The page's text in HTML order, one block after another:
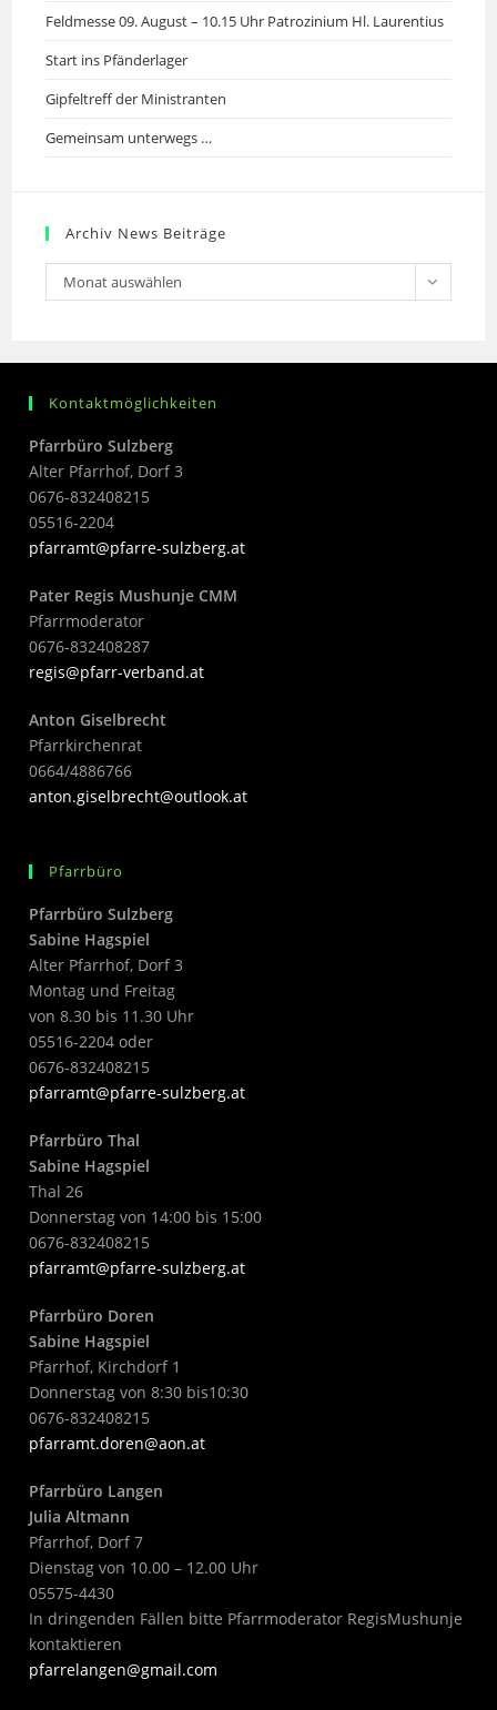
Feldmesse 09. August – 10.15 Uhr Patrozinium Hl. Laurentius
Start ins Pfänderlager
Gipfeltreff der Ministranten
Gemeinsam unterwegs …
Archiv News Beiträge
Archiv
News
Monat auswählen
Kontaktmöglichkeiten
Pfarrbüro Sulzberg
Alter Pfarrhof, Dorf 3
0676-832408215
05516-2204
pfarramt@pfarre-sulzberg.at
Pater Regis Mushunje CMM
Pfarrmoderator
0676-832408287
regis@pfarr-verband.at
Anton Giselbrecht
Pfarrkirchenrat
0664/4886766
anton.giselbrecht@outlook.at
Pfarrbüro
Pfarrbüro Sulzberg
Sabine Hagspiel
Alter Pfarrhof, Dorf 3
Montag und Freitag
von 8.30 bis 11.30 Uhr
05516-2204 oder
0676-832408215
pfarramt@pfarre-sulzberg.at
Pfarrbüro Thal
Sabine Hagspiel
Thal 26
Donnerstag von 14:00 bis 15:00
0676-832408215
pfarramt@pfarre-sulzberg.at
Pfarrbüro Doren
Sabine Hagspiel
Pfarrhof, Kirchdorf 1
Donnerstag von 8:30 bis10:30
0676-832408215
pfarramt.doren@aon.at
Pfarrbüro Langen
Julia Altmann
Pfarrhof, Dorf 7
Dienstag von 10.00 – 12.00 Uhr
05575-4430
In dringenden Fällen bitte Pfarrmoderator RegisMushunje
kontaktieren
pfarrelangen@gmail.com